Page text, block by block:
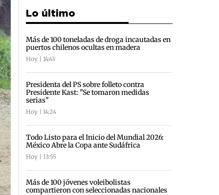
Lo último
Más de 100 toneladas de droga incautadas en
puertos chilenos ocultas en madera
Hoy | 14:43
Presidenta del PS sobre folleto contra
Presidente Kast: "Se tomaron medidas
serias"
Hoy | 14:24
Todo Listo para el Inicio del Mundial 2026:
México Abre la Copa ante Sudáfrica
Hoy | 13:55
Más de 100 jóvenes voleibolistas
compartieron con seleccionadas nacionales